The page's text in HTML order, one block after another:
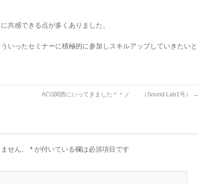
共感できる点が多くありました。
いったセミナーに積極的に参加しスキルアップしていきたいと
ACG関西にいってきました＾＾ノ （Sound Lab1号） →
せん。 * が付いている欄は必須項目です